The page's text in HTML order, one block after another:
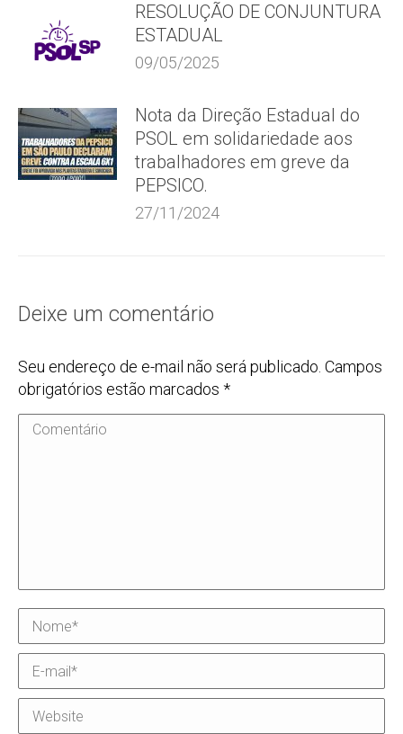
RESOLUÇÃO DE CONJUNTURA
ESTADUAL
09/05/2025
Nota da Direção Estadual do
PSOL em solidariedade aos
trabalhadores em greve da
PEPSICO.
27/11/2024
Deixe um comentário
Seu endereço de e-mail não será publicado. Campos
obrigatórios estão marcados *
Comentário
Nome *
E-mail *
Website